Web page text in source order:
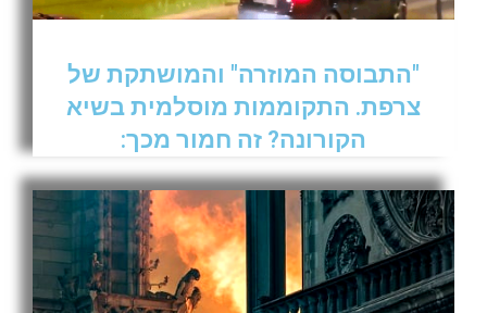
"התבוסה המוזרה" והמושתקת של
צרפת. התקוממות מוסלמית בשיא
הקורונה? זה חמור מכך: